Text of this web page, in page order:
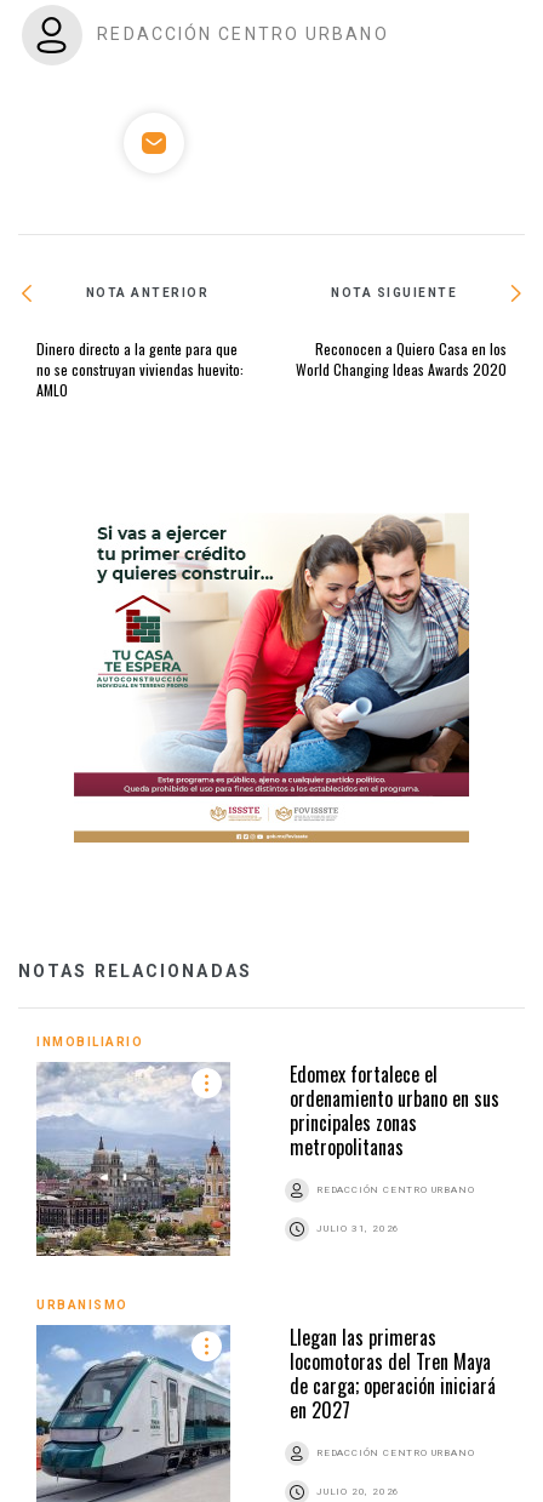
REDACCIÓN CENTRO URBANO
NOTA ANTERIOR
Dinero directo a la gente para que
no se construyan viviendas huevito:
AMLO
NOTA SIGUIENTE
Reconocen a Quiero Casa en los
World Changing Ideas Awards 2020
NOTAS RELACIONADAS
INMOBILIARIO
Edomex fortalece el
ordenamiento urbano en sus
principales zonas
metropolitanas
REDACCIÓN CENTRO URBANO
JULIO 31, 2026
URBANISMO
Llegan las primeras
locomotoras del Tren Maya
de carga; operación iniciará
en 2027
REDACCIÓN CENTRO URBANO
JULIO 20, 2026